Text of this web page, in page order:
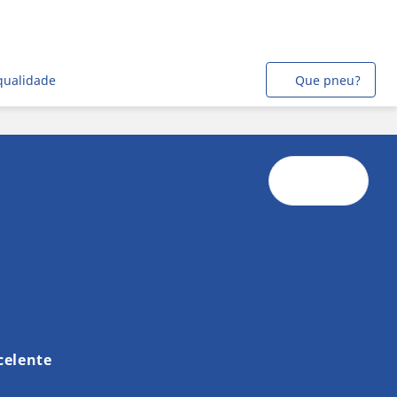
Que pneu?